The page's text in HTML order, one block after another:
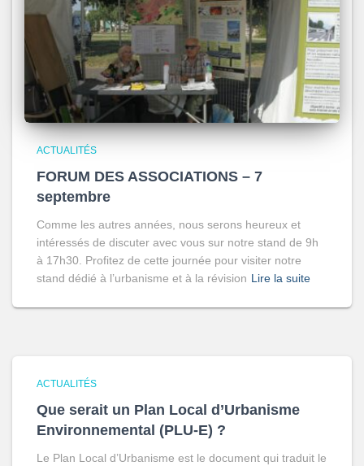
ACTUALITÉS
FORUM DES ASSOCIATIONS – 7
septembre
Comme les autres années, nous serons heureux et
intéressés de discuter avec vous sur notre stand de 9h
à 17h30. Profitez de cette journée pour visiter notre
stand dédié à l’urbanisme et à la révision Lire la suite
ACTUALITÉS
Que serait un Plan Local d’Urbanisme
Environnemental (PLU-E) ?
Le Plan Local d’Urbanisme est le document qui traduit le